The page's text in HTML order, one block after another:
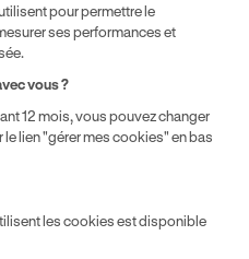
pour permettre le
ses performances et
vous ?
12 mois, vous pouvez changer
lien "gérer mes cookies" en bas
les cookies est disponible